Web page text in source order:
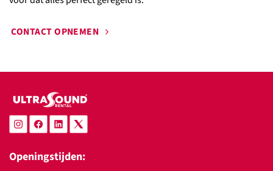
CONTACT OPNEMEN
Openingstijden: